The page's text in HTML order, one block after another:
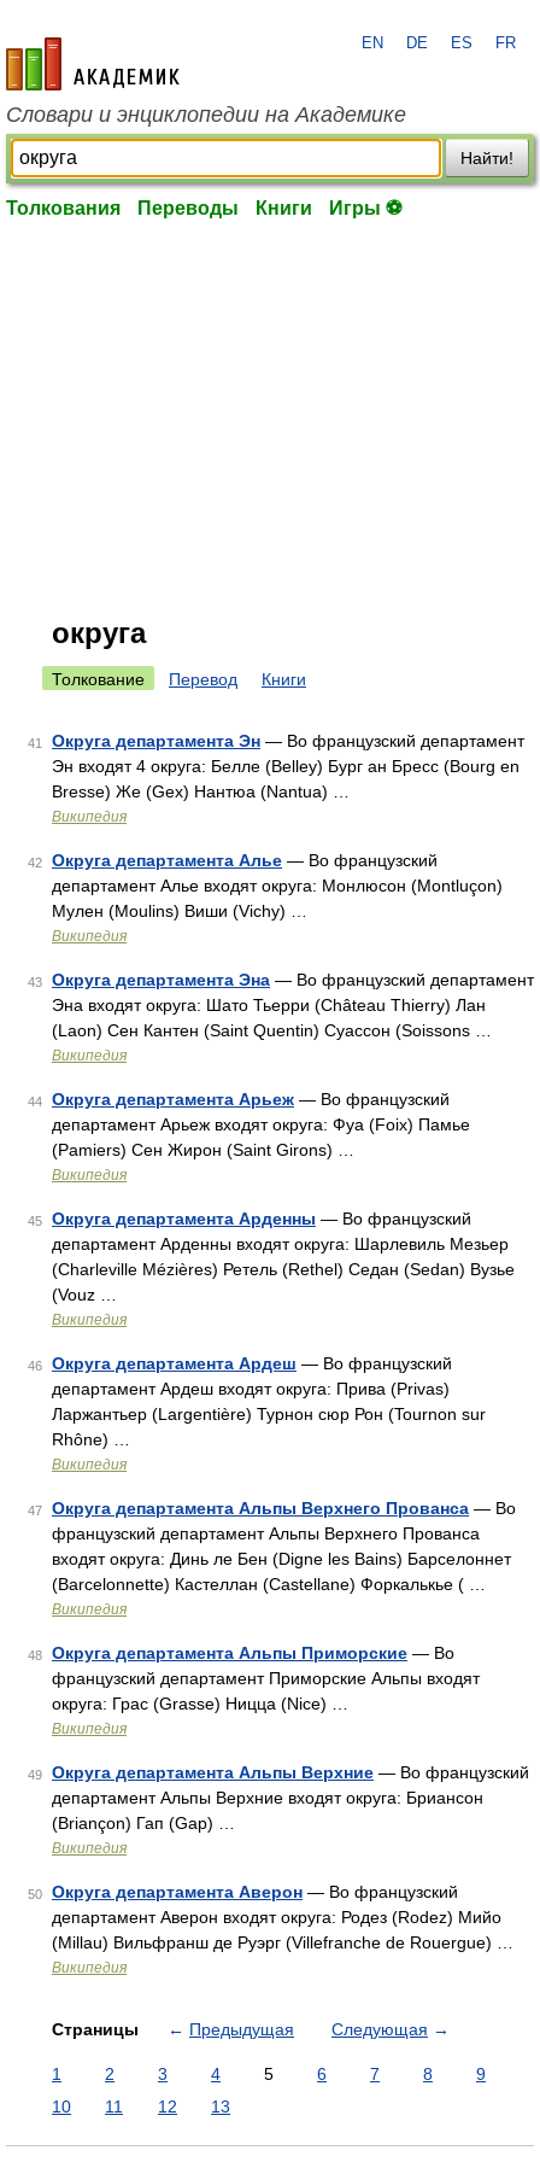
academic.ru
EN DE ES FR
Словари и энциклопедии на Академике
Найти!
Толкования Переводы Книги Игры ⚽
округа
Толкование Перевод Книги
41 Округа департамента Эн — Во французский департамент
Эн входят 4 округа: Белле (Belley) Бург ан Бресс (Bourg en
Bresse) Же (Gex) Нантюа (Nantua) …
Википедия
42 Округа департамента Алье — Во французский
департамент Алье входят округа: Монлюсон (Montluçon)
Мулен (Moulins) Виши (Vichy) …
Википедия
43 Округа департамента Эна — Во французский департамент
Эна входят округа: Шато Тьерри (Château Thierry) Лан
(Laon) Сен Кантен (Saint Quentin) Суассон (Soissons …
Википедия
44 Округа департамента Арьеж — Во французский
департамент Арьеж входят округа: Фуа (Foix) Памье
(Pamiers) Сен Жирон (Saint Girons) …
Википедия
45 Округа департамента Арденны — Во французский
департамент Арденны входят округа: Шарлевиль Мезьер
(Charleville Mézières) Ретель (Rethel) Седан (Sedan) Вузье
(Vouz …
Википедия
46 Округа департамента Ардеш — Во французский
департамент Ардеш входят округа: Прива (Privas)
Ларжантьер (Largentière) Турнон сюр Рон (Tournon sur
Rhône) …
Википедия
47 Округа департамента Альпы Верхнего Прованса — Во
французский департамент Альпы Верхнего Прованса
входят округа: Динь ле Бен (Digne les Bains) Барселоннет
(Barcelonnette) Кастеллан (Castellane) Форкалькье ( …
Википедия
48 Округа департамента Альпы Приморские — Во
французский департамент Приморские Альпы входят
округа: Грас (Grasse) Ницца (Nice) …
Википедия
49 Округа департамента Альпы Верхние — Во французский
департамент Альпы Верхние входят округа: Бриансон
(Briançon) Гап (Gap) …
Википедия
50 Округа департамента Аверон — Во французский
департамент Аверон входят округа: Родез (Rodez) Мийо
(Millau) Вильфранш де Руэрг (Villefranche de Rouergue) …
Википедия
Страницы ← Предыдущая Следующая →
1 2 3 4 5 6 7 8
9
10
11 12 13